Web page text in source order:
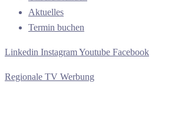
Aktuelles
Termin buchen
Linkedin InstagramYoutube Facebook
Regionale TV Werbung